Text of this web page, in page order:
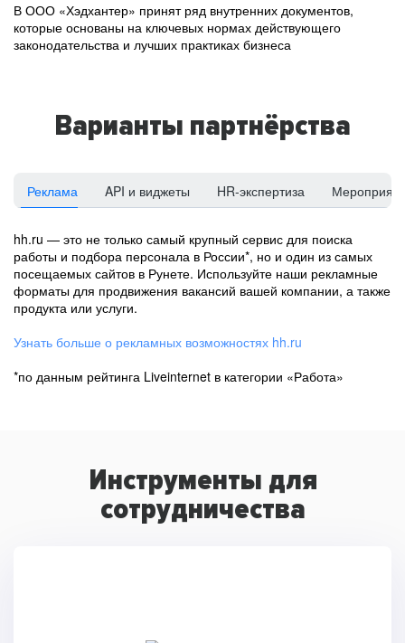
В ООО «Хэдхантер» принят ряд внутренних документов,
которые основаны на ключевых нормах действующего
законодательства и лучших практиках бизнеса
Варианты партнёрства
Реклама API и виджеты HR-экспертиза
hh.ru — это не только самый крупный сервис для поиска
работы и подбора персонала в России*, но и один из самых
посещаемых сайтов в Рунете. Используйте наши рекламные
форматы для продвижения вакансий вашей компании, а также
продукта или услуги.
Узнать больше о рекламных возможностях hh.ru
*по данным рейтинга Liveinternet в категории «Работа»
Инструменты для
сотрудничества